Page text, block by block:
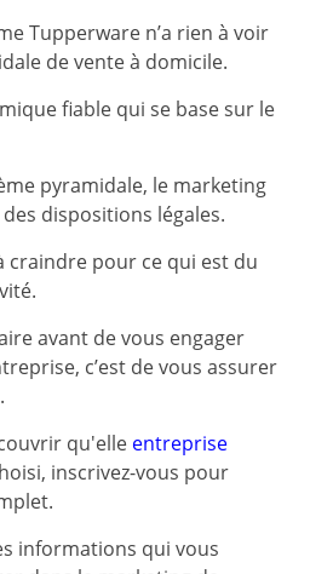
Tupperware n’a rien à voir
de vente à domicile.
fiable qui se base sur le
pyramidale, le marketing
dispositions légales.
craindre pour ce qui est du
avant de vous engager
c’est de vous assurer
qu'elle entreprise
inscrivez-vous pour
informations qui vous